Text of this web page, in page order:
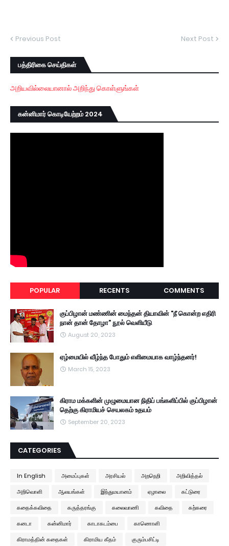
Previous Post Next Post
பத்திரிகை செய்திகள்
அறியவில்லையானால் அறிந்து கொள்ளுங்கள்
கன்னிமார் கொடியேற்றம் 2024
POPULAR RECENTS COMMENTS
குப்பிழான் மண்ணின் மைந்தன் தியாவின் "நீ கொன்ற எதிரி
நான் தான் தோழா" நூல் வெளியீடு
August 20, 2023
ஏழ்மையில் வீழ்ந்த போதும் எளிமையாக வாழ்ந்தனர்!
March 15, 2023
கிராம மக்களின் முழுமையான நிதிப் பங்களிப்பில் குப்பிழான்
தெற்கு கிராமியச் செயலகம் உதயம்
September 20, 2023
CATEGORIES
In English அமைப்புகள் அரசியல் அறநெறி
அறிவித்தல்
அறிவொளி
ஆலயங்கள் இந்துமயானம் ஏழாலை
கட்டுரை
கதைக்கவிதை
கருத்தரங்கு கலைவாணி கவிதை
கற்கரை
கனடா
கன்னிமார் காடாகடம்பை
காணொளி
கிராமத்தின் கதைகள்
கிராமிய கீதம்
குரும்பசிட்டி